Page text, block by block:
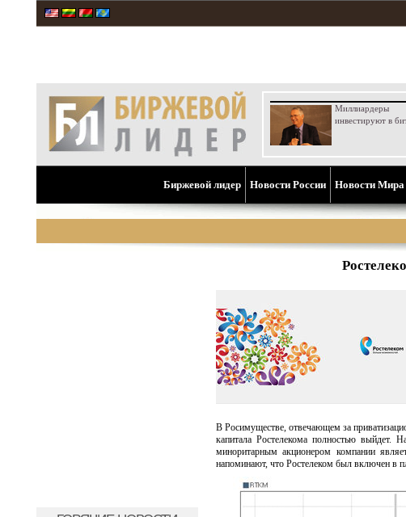
Миллиардеры
инвестируют в
Биржевой лидер Новости России Новости Мира
В Росимуществе, отвечающем за
капитала Ростелекома полностью выйдет.
миноритарным акционером компании
напоминают, что Ростелеком был включен в